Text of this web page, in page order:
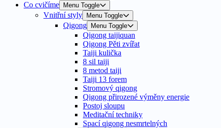
Co cvičíme
Menu Toggle
Vnitřní styly Menu Toggle
Qigong Menu Toggle
Qigong taijiquan
Qigong Pěti zvířat
Taiji kulička
8 sil taiji
8 metod taiji
Taiji 13 forem
Stromový qigong
Qigong přirozené výměny energie
Postoj sloupu
Meditační techniky
Spací qigong nesmrtelných